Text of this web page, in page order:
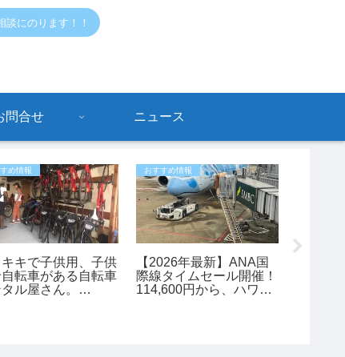
にのります！！
問合せ ニュース
め情報
キキで子供用、子供
転車がある自転車
ル屋さん。
おすすめ情報
【2026年最新】ANA国
際線タイムセール開催！
114,600円から、ハワイ